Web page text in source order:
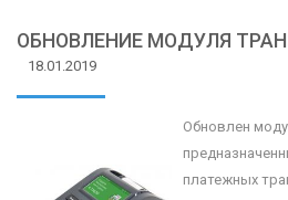
ОБНОВЛЕНИЕ МОДУЛЯ
18.01.2019
Обновлен
платежных